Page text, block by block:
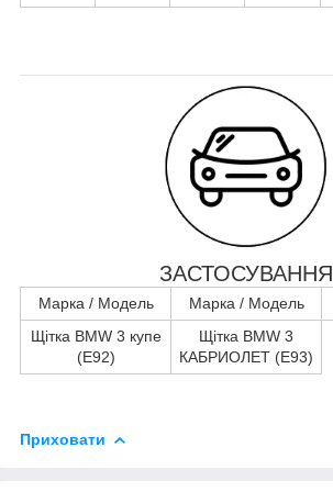
ЗАСТОСУВАННЯ
Марка / Модель Марка / Модель
Щітка BMW 3 купе
(E92)
Щітка BMW 3
КАБРИОЛЕТ (E93)
Приховати